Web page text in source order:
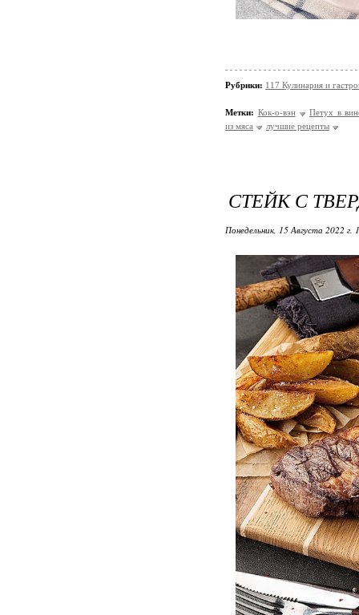
Рубрики: 117 Кулинария и
Метки: Кок-о-вэн
Петух в
из мяса
лучшие рецепты
СТЕЙК С
Понедельник, 15 Августа 2022 г.